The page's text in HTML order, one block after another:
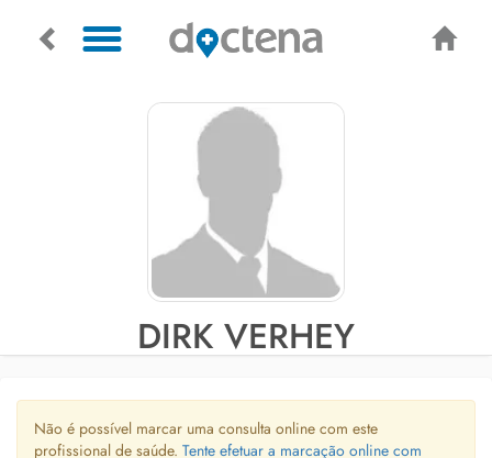
DIRK VERHEY
Não é possível marcar uma consulta online com este
profissional de saúde. Tente efetuar a marcação online com